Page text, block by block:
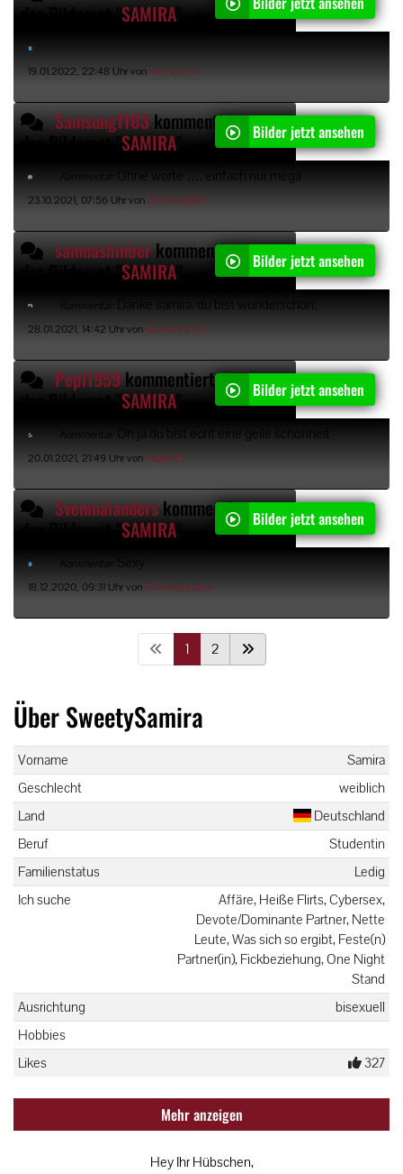
SAMIRA
19.01.2022, 22:48 Uhr vonmichael-bill
Samsung1103kommentiert
SAMIRA Bilder jetzt ansehen
Kommentar: Ohne worte …. einfach nur mega
23.10.2021, 07:56 Uhr vonSamsung1103
samnashinberkommentiert
SAMIRA Bilder jetzt ansehen
Kommentar: Danke samira. du bist wunderschön.
28.01.2021, 14:42 Uhr vonsamnashinber
Pepi1959kommentiert
SAMIRA Bilder jetzt ansehen
Kommentar: Oh ja du bist echt eine geile schönheit
20.01.2021, 21:49 Uhr von Pepi1959
Svenmalanderskommentiert
SAMIRA Bilder jetzt ansehen
Kommentar: Sexy
18.12.2020, 09:31 Uhr vonSvenmalanders
1 2
Über SweetySamira
Vorname
Samira
Geschlecht
weiblich
Land
Deutschland
Beruf
Studentin
Familienstatus
Ledig
Ich suche
Affäre, Heiße Flirts, Cybersex,
Devote/Dominante Partner, Nette
Leute, Was sich so ergibt, Feste(n)
Partner(in), Fickbeziehung, One Night
Stand
Ausrichtung
bisexuell
Hobbies
Likes
327
Mehr anzeigen
Hey Ihr Hübschen,